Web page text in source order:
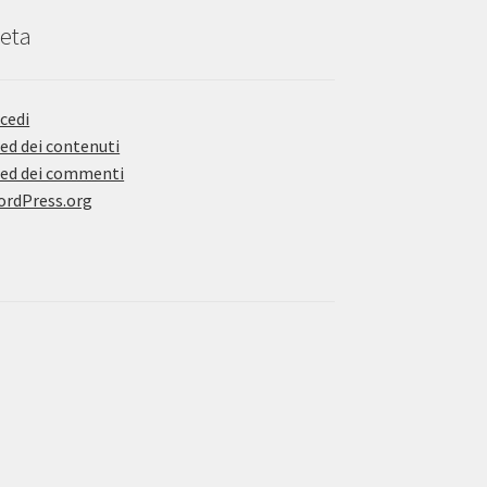
dei contenuti
dei commenti